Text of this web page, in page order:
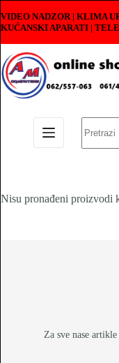
to
content
VIDEO NADZOR | KLIMA
KUĆANSKI APARATI |
results
Nisu pronađeni proizvodi
Za sve nase